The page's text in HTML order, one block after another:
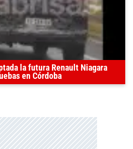
la futura Renault Niagara
en Córdoba